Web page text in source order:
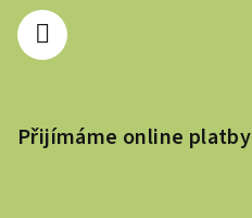
Přijímáme online platby